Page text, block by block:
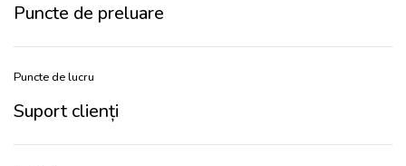
Puncte de preluare
Puncte de lucru
Suport clienți